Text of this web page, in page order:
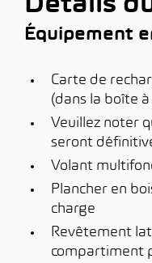
Détails
Équipement
Carte de
(dans la boîte
Veuillez noter
seront
Volant
Plancher en
charge
Revêtement
compartiment